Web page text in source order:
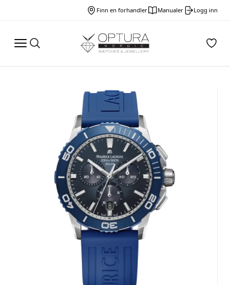
Finn en forhandler Manualer Logg inn